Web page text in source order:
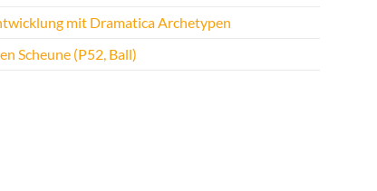
mit Dramatica Archetypen
Scheune (P52, Ball)